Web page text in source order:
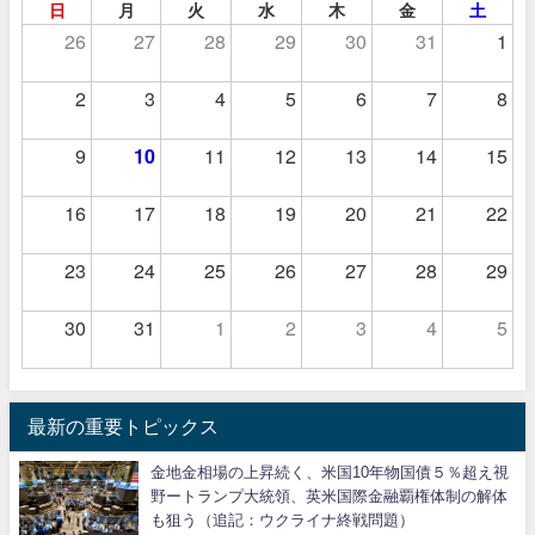
日 月 火 水 木 金 土
26 27 28 29 30 31 1
2 3 4 5 6 7 8
9 10 11 12 13 14 15
16 17 18 19 20 21 22
23 24 25 26 27 28 29
30 31 1 2 3 4 5
最新の重要トピックス
金地金相場の上昇続く、米国10年物国債５％超え視
野ートランプ大統領、英米国際金融覇権体制の解体
も狙う（追記：ウクライナ終戦問題）